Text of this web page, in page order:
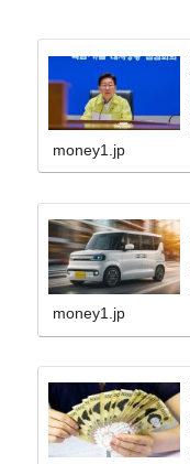
money1.jp
money1.jp